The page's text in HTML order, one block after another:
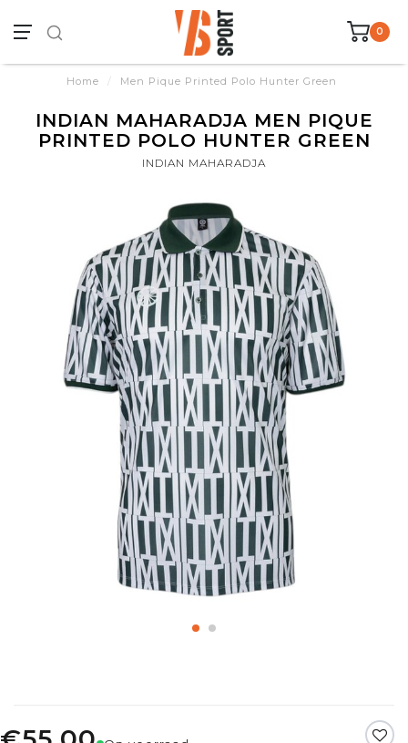
0
Home / Men Pique Printed Polo Hunter Green
INDIAN MAHARADJA MEN PIQUE
PRINTED POLO HUNTER GREEN
INDIAN MAHARADJA